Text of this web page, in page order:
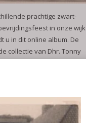
prachtige zwart-
in onze wijk
u in dit online album. De
collectie van Dhr. Tonny
geplaatst in